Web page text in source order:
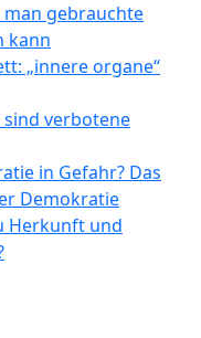
man gebrauchte
kann
„innere organe“
sind verbotene
in Gefahr? Das
Demokratie
Herkunft und